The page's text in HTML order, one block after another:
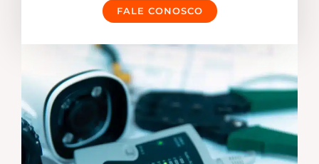
FALE CONOSCO